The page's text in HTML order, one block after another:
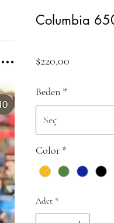
Columbia
$220,00
Beden *
Seç
Color *
Adet *